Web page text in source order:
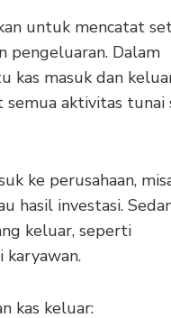
untuk mencatat
pengeluaran. Dalam
kas masuk dan
aktivitas tunai
ke perusahaan,
hasil investasi.
keluar, seperti
karyawan.
kas keluar: